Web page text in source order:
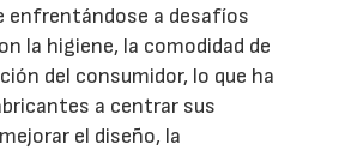
enfrentándose a desafíos
la higiene, la comodidad de
del consumidor, lo que ha
a centrar sus
el diseño, la